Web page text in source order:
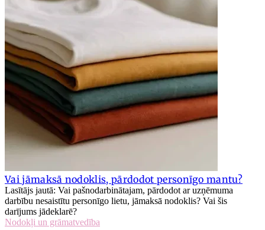
Vai jāmaksā nodoklis, pārdodot personīgo mantu?
Lasītājs jautā: Vai pašnodarbinātajam, pārdodot ar uzņēmuma
darbību nesaistītu personīgo lietu, jāmaksā nodoklis? Vai šis
darījums jādeklarē?
Nodokļi un grāmatvedība